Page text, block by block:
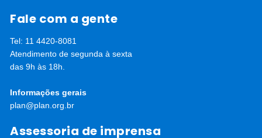
Fale com a gente
Tel: 11 4420-8081
Atendimento de segunda à sexta
das 9h às 18h.
Informações gerais
plan@plan.org.br
Assessoria de imprensa